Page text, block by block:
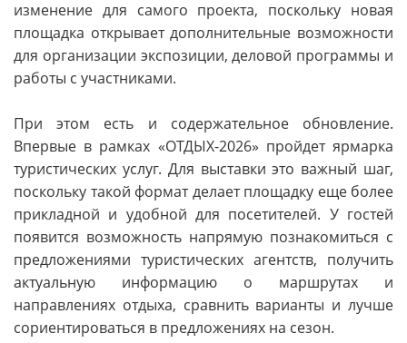
изменение для самого проекта, поскольку новая
площадка открывает дополнительные возможности
для организации экспозиции, деловой программы и
работы с участниками.
При этом есть и содержательное обновление.
Впервые в рамках «ОТДЫХ-2026» пройдет ярмарка
туристических услуг. Для выставки это важный шаг,
поскольку такой формат делает площадку еще более
прикладной и удобной для посетителей. У гостей
появится возможность напрямую познакомиться с
предложениями туристических агентств, получить
актуальную информацию о маршрутах и
направлениях отдыха, сравнить варианты и лучше
сориентироваться в предложениях на сезон.